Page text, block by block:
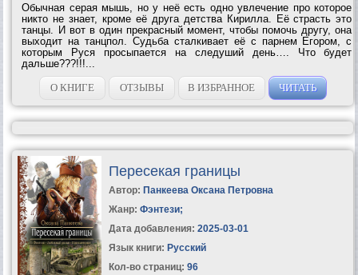
Обычная серая мышь, но у неё есть одно увлечение про которое
никто не знает, кроме её друга детства Кирилла. Её страсть это
танцы. И вот в один прекрасный момент, чтобы помочь другу, она
выходит на танцпол. Судьба сталкивает её с парнем Егором, с
которым Руся просыпается на следуший день…. Что будет
дальше???!!!...
О КНИГЕ
ОТЗЫВЫ В ИЗБРАННОЕ ЧИТАТЬ
Пересекая границы
Автор: Панкеева Оксана Петровна
Жанр: Фэнтези;
Дата добавления: 2025-03-01
Язык книги: Русский
Кол-во страниц: 96